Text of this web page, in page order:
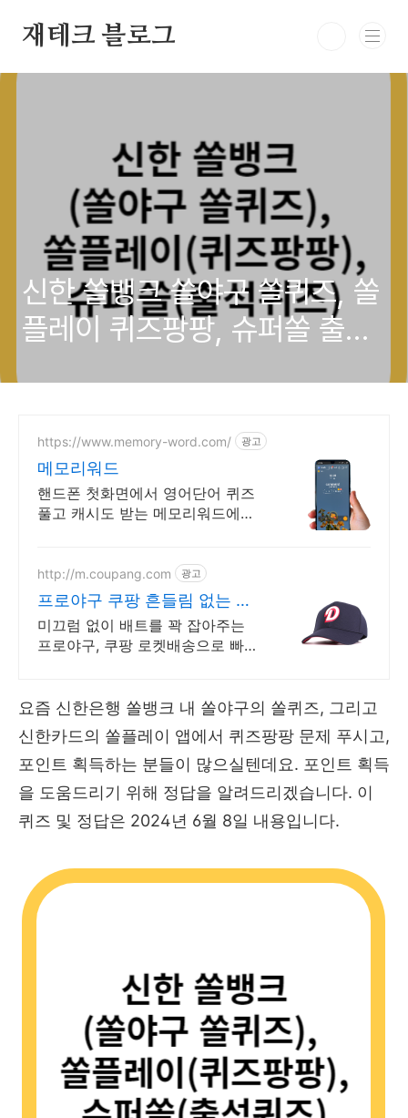
재테크 블로그
신한 쏠뱅크 쏠야구 쏠퀴즈, 쏠
플레이 퀴즈팡팡, 슈퍼쏠 출석
https://www.memory-word.com/ 광고
메모리워드
핸드폰 첫화면에서 영어단어 퀴즈
풀고 캐시도 받는 메모리워드에서
http://m.coupang.com 광고
프로야구 쿠팡 흔들림 없는 강
력한 그립
미끄럼 없이 배트를 꽉 잡아주는
프로야구, 쿠팡 로켓배송으로 빠르
직접 착용해보세요.
요즘 신한은행 쏠뱅크 내 쏠야구의 쏠퀴즈, 그리고
신한카드의 쏠플레이 앱에서 퀴즈팡팡 문제 푸시고,
포인트 획득하는 분들이 많으실텐데요. 포인트 획득
을 도움드리기 위해 정답을 알려드리겠습니다. 이
퀴즈 및 정답은 2024년 6월 8일 내용입니다.